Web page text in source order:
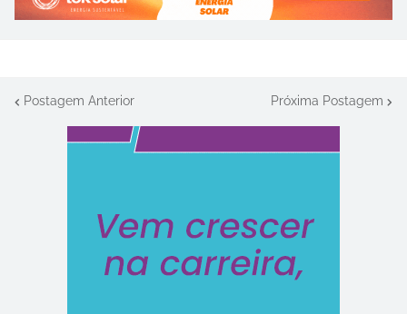
Postagem Anterior Próxima Postagem